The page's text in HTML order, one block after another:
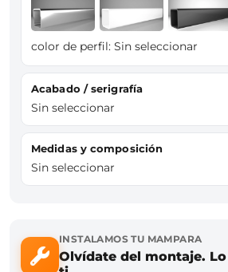
color de perfil: Sin seleccionar
Acabado / serigrafía
Sin seleccionar
Medidas y composición
Sin seleccionar
INSTALAMOS TU MAMPARA
Olvídate del montaje.